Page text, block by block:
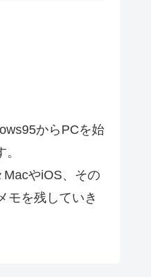
からPCを始
やiOS、その
モを残していき